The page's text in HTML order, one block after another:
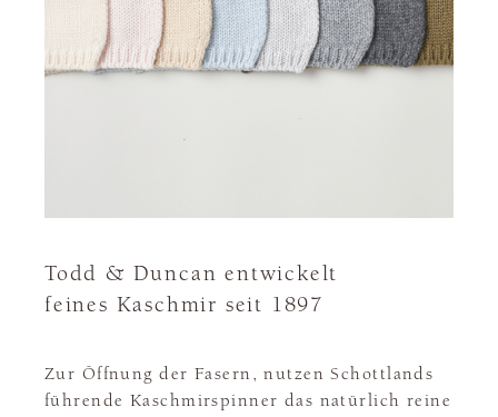
Todd & Duncan entwickelt
feines Kaschmir seit 1897
Zur Öffnung der Fasern, nutzen Schottlands
führende Kaschmirspinner das natürlich reine